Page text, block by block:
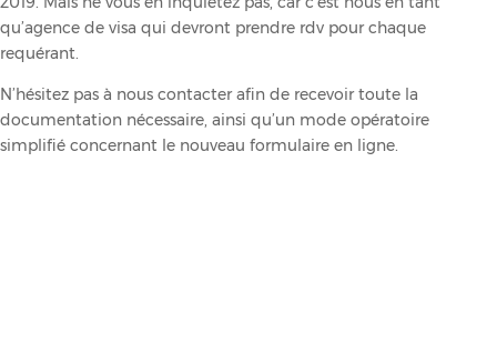
qu’agence de visa qui devront prendre rdv pour chaque
requérant.
N’hésitez pas à nous contacter afin de recevoir toute la
documentation nécessaire, ainsi qu’un mode opératoire
simplifié concernant le nouveau formulaire en ligne.